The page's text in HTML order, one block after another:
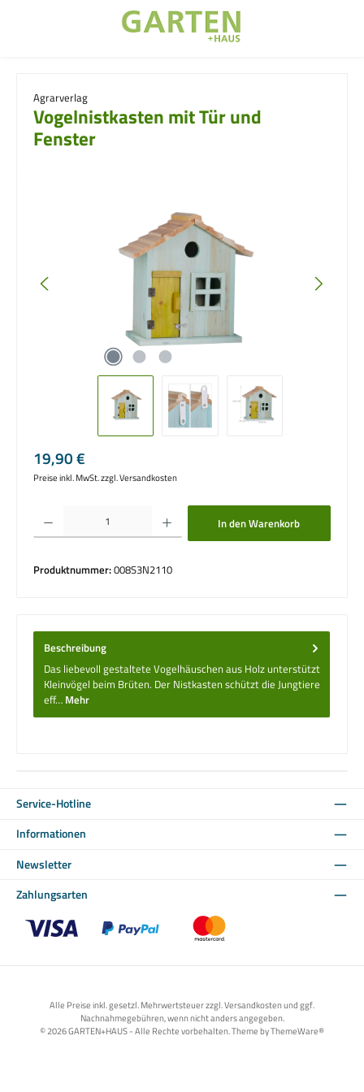
Agrarverlag
Vogelnistkasten mit Tür und
Fenster
Regulärer Preis:
19,90 €
Preise inkl. MwSt. zzgl. Versandkosten
Produkt Anzahl: Gib den gewünschten Wert ein oder benutze die Schaltflächen um
In den Warenkorb
Produktnummer:008S3N2110
Beschreibung
Das liebevoll gestaltete Vogelhäuschen aus Holz unterstützt
Kleinvögel beim Brüten. Der Nistkasten schützt die Jungtiere
eff… Mehr
Service-Hotline
Informationen
Newsletter
Zahlungsarten
Alle Preise inkl. gesetzl. Mehrwertsteuer zzgl. Versandkosten und ggf.
Nachnahmegebühren, wenn nicht anders angegeben.
© 2026 GARTEN+HAUS - Alle Rechte vorbehalten. Theme byThemeWare®